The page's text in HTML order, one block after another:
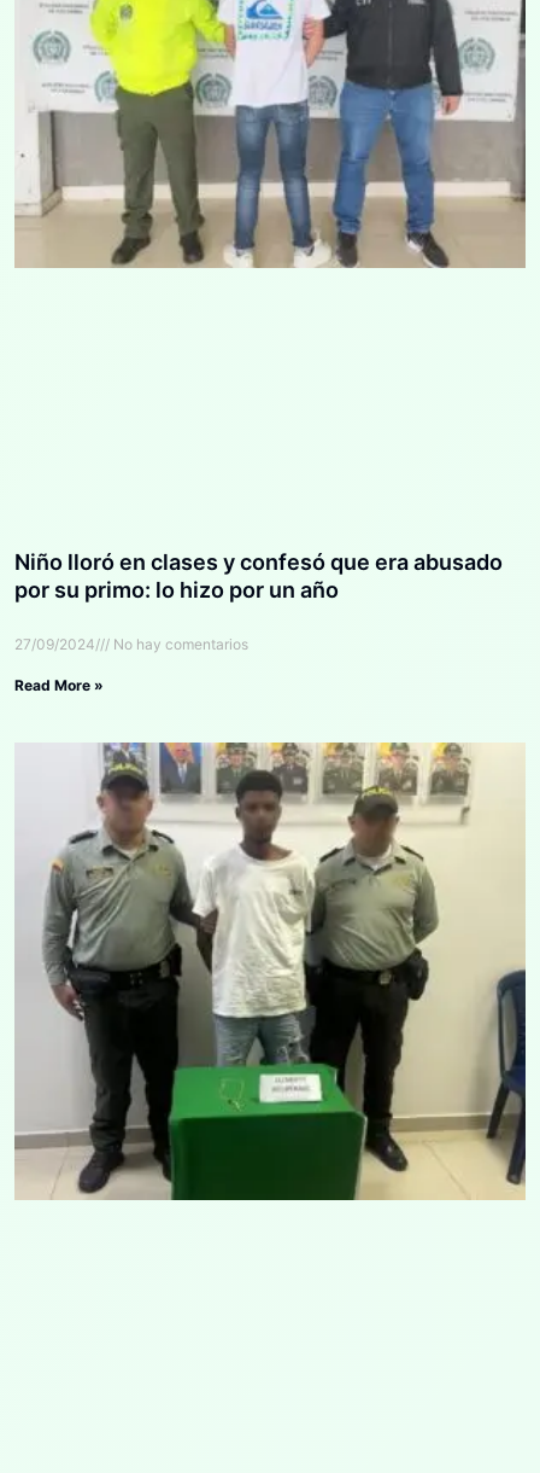
Niño lloró en clases y confesó que era abusado
por su primo: lo hizo por un año
27/09/2024 No hay comentarios
Read More »